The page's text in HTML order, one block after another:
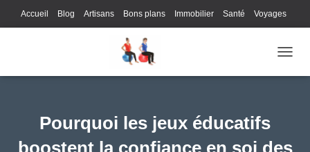
Accueil Blog Artisans Bons plans Immobilier Santé Voyages
Loisirs
Pourquoi les jeux éducatifs
boostent la confiance en soi des